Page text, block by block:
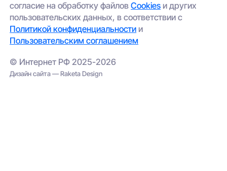
согласие на обработку файловCookies и других
пользовательских данных, в соответствии с
Политикой конфиденциальности и
Пользовательским соглашением
© Интернет РФ 2025-2026
Дизайн сайта — Raketa Design